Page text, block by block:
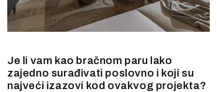
Je li vam kao bračnom paru lako
zajedno surađivati poslovno i koji su
najveći izazovi kod ovakvog projekta?